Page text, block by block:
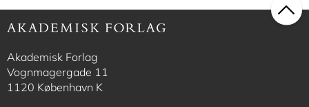
Akademisk Forlag
Vognmagergade 11
1120 København K